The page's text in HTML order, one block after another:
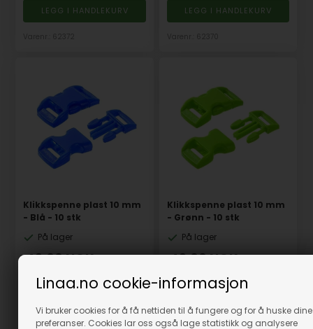
Linaa.no cookie-informasjon
Vi bruker cookies for å få nettiden til å fungere og for å huske dine
preferanser. Cookies lar oss også lage statistikk og analysere
Klikkspenne plast 10 mm
- Blå - 10 stk
På lager
49,00NOK
Evt. leveringskostnader
Klikkspenne plast 10 mm
- Grønn - 10 stk
På lager
49,00NOK
Evt. leveringskostnader